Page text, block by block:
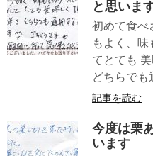
と思いま
初めて食べ
もよく、味
てとても
どちらでも
記事を読む
今度は栗
います